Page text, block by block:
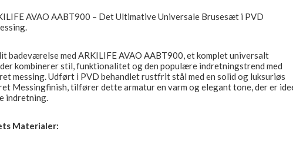
AVAO AABT900 – Det Ultimative Universale Brusesæt i PVD
badeværelse med ARKILIFE AVAO AABT900, et komplet universalt
kombinerer stil, funktionalitet og den populære indretningstrend med
messing. Udført i PVD behandlet rustfrit stål med en solid og luksuriøs
Messingfinish, tilfører dette armatur en varm og elegant tone, der er
indretning.
Materialer: